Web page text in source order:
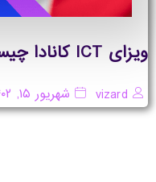
ویزای ICT کانادا چیست؟
vizard شهریور ۱۵, ۱۴۰۲